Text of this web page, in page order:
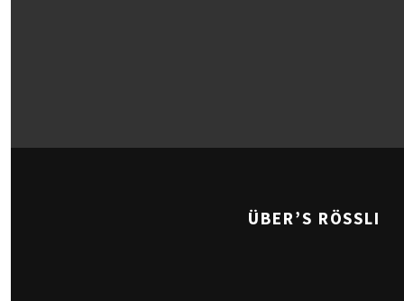
ÜBER’S RÖSSLI